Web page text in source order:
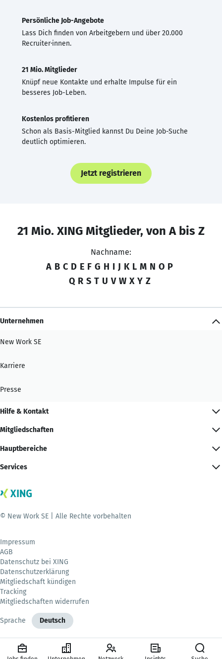
Persönliche Job-Angebote
Lass Dich finden von Arbeitgebern und über 20.000
Recruiter·innen.
21 Mio. Mitglieder
Knüpf neue Kontakte und erhalte Impulse für ein
besseres Job-Leben.
Kostenlos profitieren
Schon als Basis-Mitglied kannst Du Deine Job-Suche
deutlich optimieren.
Jetzt registrieren
21 Mio. XING Mitglieder, von A bis Z
Nachname:
A B C D E F G H I J K L M N O P
Q R S T U V W X Y Z
Unternehmen
New Work SE
Karriere
Presse
Hilfe & Kontakt
Mitgliedschaften
Hauptbereiche
Services
© New Work SE | Alle Rechte vorbehalten
Impressum
AGB
Datenschutz bei XING
Datenschutzerklärung
Mitgliedschaft kündigen
Tracking
Mitgliedschaften widerrufen
Sprache Deutsch